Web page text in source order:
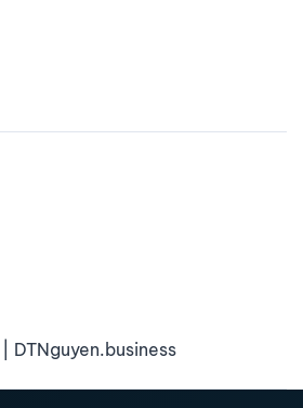
DTNguyen.business